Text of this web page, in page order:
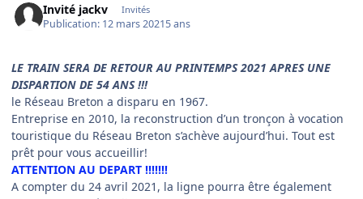
Invité jackv Invités
Publication: 12 mars 20215 ans
LE TRAIN SERA DE RETOUR AU PRINTEMPS 2021 APRES UNE
DISPARTION DE 54 ANS !!!
le Réseau Breton a disparu en 1967.
Entreprise en 2010, la reconstruction d’un tronçon à vocation
touristique du Réseau Breton s’achève aujourd’hui. Tout est
prêt pour vous accueillir!
ATTENTION AU DEPART !!!!!!!
A compter du 24 avril 2021, la ligne pourra être également